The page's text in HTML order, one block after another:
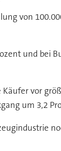
von
und bei
vor
um 3,2